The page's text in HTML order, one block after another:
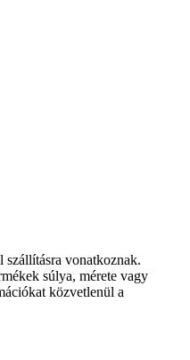
szállításra vonatkoznak.
súlya, mérete vagy
közvetlenül a